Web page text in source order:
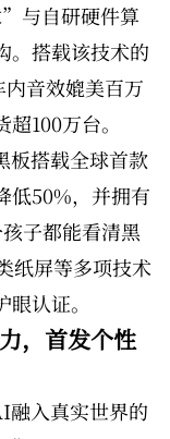
与自研硬件算
。搭载该技术的
音效媲美百万
100万台。
板搭载全球首款
低50%，并拥有
子都能看清黑
纸屏等多项技术
认证。
，首发个性
融入真实世界的